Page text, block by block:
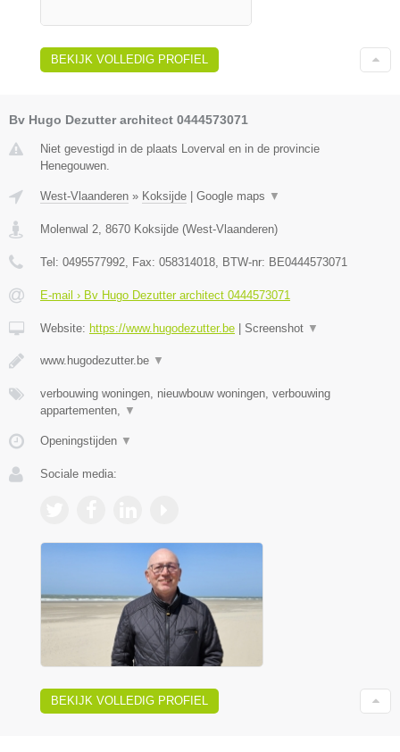
BEKIJK VOLLEDIG PROFIEL
Bv Hugo Dezutter architect 0444573071
Niet gevestigd in de plaats Loverval en in de provincie
Henegouwen.
West-Vlaanderen » Koksijde | Google maps ▼
Molenwal 2 8670 Koksijde (West-Vlaanderen)
Tel: 0495577992 , Fax: 058314018 , BTW-nr: BE0444573071
E-mail › Bv Hugo Dezutter architect 0444573071
Website: https://www.hugodezutter.be | Screenshot ▼
www.hugodezutter.be ▼
verbouwing woningen, nieuwbouw woningen, verbouwing
appartementen,
▼
Openingstijden ▼
Sociale media:
BEKIJK VOLLEDIG PROFIEL